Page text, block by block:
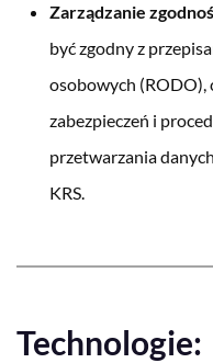
Zarządzanie
być zgodny z
osobowych (RODO),
zabezpieczeń i
przetwarzania
KRS.
Technologie: